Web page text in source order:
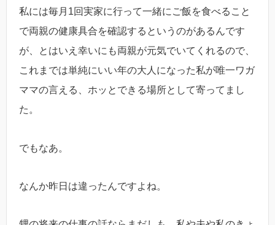
私には毎月1回実家に行って一緒にご飯を食べること
で両親の健康具合を確認するというのがあるんです
が、とはいえ幸いにも両親が元気でいてくれるので、
これまでは単純にいい年の大人になった私が唯一ワガ
ママの言える、ホッとできる場所として寄ってまし
た。
でもなあ。
なんか昨日は違ったんですよね。